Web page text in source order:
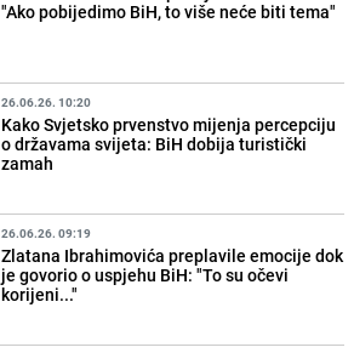
"Ako pobijedimo BiH, to više neće biti tema"
26.06.26. 10:20
Kako Svjetsko prvenstvo mijenja percepciju
o državama svijeta: BiH dobija turistički
zamah
26.06.26. 09:19
Zlatana Ibrahimovića preplavile emocije dok
je govorio o uspjehu BiH: "To su očevi
korijeni..."